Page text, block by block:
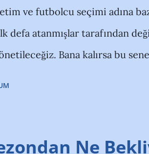
ve futbolcu seçimi adına
defa atanmışlar tarafından
Bana kalırsa bu
İnanıyorum ki herkesin
Ne